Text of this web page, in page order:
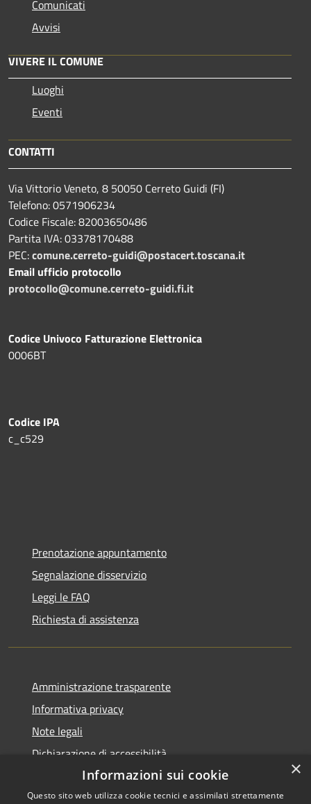
Comunicati
Avvisi
VIVERE IL COMUNE
Luoghi
Eventi
CONTATTI
Via Vittorio Veneto, 8 50050 Cerreto Guidi (FI)
Telefono: 0571906234
Codice Fiscale: 82003650486
Partita IVA: 03378170488
PEC:comune.cerreto-guidi@postacert.toscana.it
Email ufficio protocollo
protocollo@comune.cerreto-guidi.fi.it
Codice Univoco Fatturazione Elettronica
0006BT
Codice IPA
c_c529
Prenotazione appuntamento
Segnalazione disservizio
Leggi le FAQ
Richiesta di assistenza
Amministrazione trasparente
Informativa privacy
Note legali
Dichiarazione di accessibilità
×
Informazioni sui cookie
Questo sito web utilizza cookie tecnici e assimilati strettamente